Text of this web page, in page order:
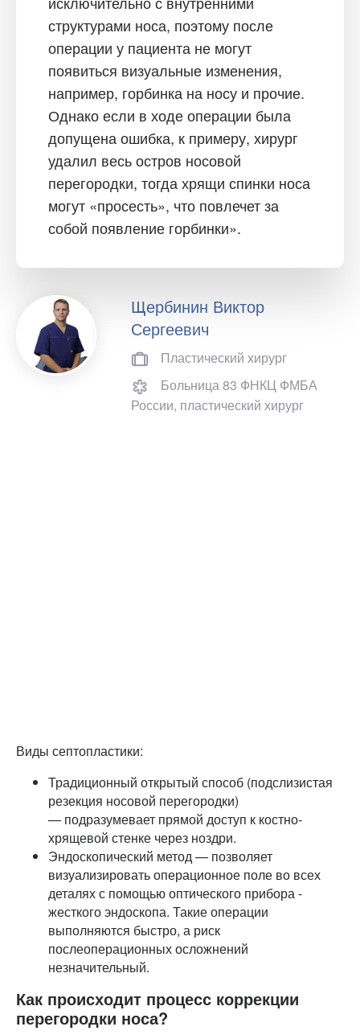
структурами носа, поэтому после
операции у пациента не могут
появиться визуальные изменения,
например, горбинка на носу и прочие.
Однако если в ходе операции была
допущена ошибка, к примеру, хирург
удалил весь остров носовой
перегородки, тогда хрящи спинки носа
могут «просесть», что повлечет за
собой появление горбинки».
Щербинин Виктор
Сергеевич
Пластический хирург
Больница 83 ФНКЦ ФМБА
России, пластический хирург
Виды септопластики:
Традиционный открытый способ (подслизистая
резекция носовой перегородки)
— подразумевает прямой доступ к костно-
хрящевой стенке через ноздри.
Эндоскопический метод — позволяет
визуализировать операционное поле во всех
деталях с помощью оптического прибора -
жесткого эндоскопа. Такие операции
выполняются быстро, а риск
послеоперационных осложнений
незначительный.
Как происходит процесс коррекции
перегородки носа?